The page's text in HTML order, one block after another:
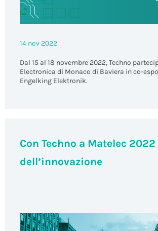
14 nov 2022
Dal 15 al 18 novembre 2022, Techno
Electronica di Monaco di Baviera in co-
Engelking Elektronik.
Con Techno a Matelec
dell’innovazione